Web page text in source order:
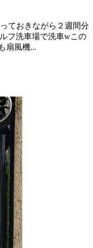
ておきながら２週間分
フ洗車場で洗車wこの
扇風機...